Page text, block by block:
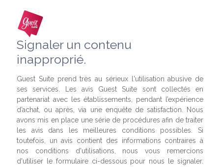
Signaler un contenu
inapproprié.
Guest Suite prend très au sérieux l'utilisation abusive de
ses services. Les avis Guest Suite sont collectés en
partenariat avec les établissements, pendant l’expérience
d’achat, ou après, via une enquête de satisfaction. Nous
avons mis en place une série de procédures afin de traiter
les avis dans les meilleures conditions possibles. Si
toutefois, un avis contient des informations contraires à
nos conditions d'utilisations, nous vous remercions
d'utiliser le formulaire ci-dessous pour nous le signaler.